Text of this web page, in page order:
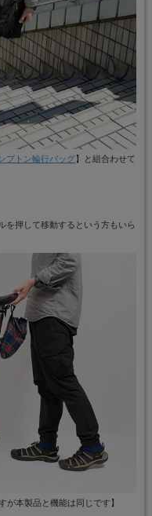
プトン輪行バッグ】と組合わせて
を押して移動するという方もいら
が本製品と機能は同じです】